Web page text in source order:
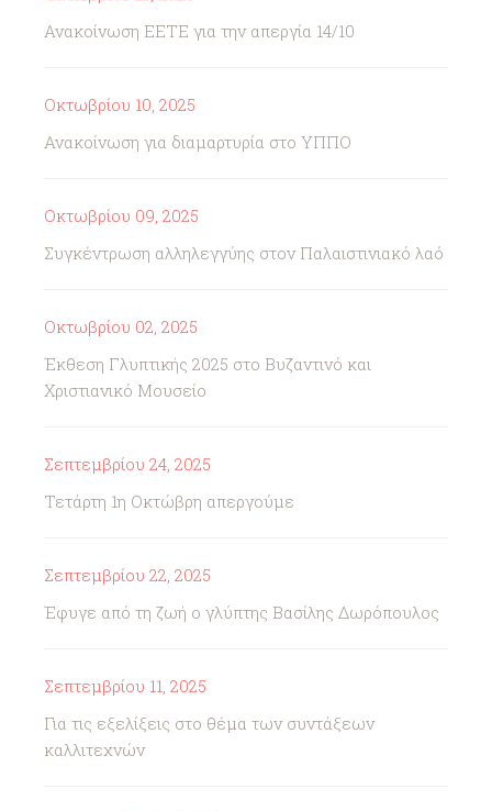
Ανακοίνωση ΕΕΤΕ για την απεργία 14/10
Οκτωβρίου 10, 2025
Ανακοίνωση για διαμαρτυρία στο ΥΠΠΟ
Οκτωβρίου 09, 2025
Συγκέντρωση αλληλεγγύης στον Παλαιστινιακό λαό
Οκτωβρίου 02, 2025
Έκθεση Γλυπτικής 2025 στο Βυζαντινό και
Χριστιανικό Μουσείο
Σεπτεμβρίου 24, 2025
Τετάρτη 1η Οκτώβρη απεργούμε
Σεπτεμβρίου 22, 2025
Έφυγε από τη ζωή ο γλύπτης Βασίλης Δωρόπουλος
Σεπτεμβρίου 11, 2025
Για τις εξελίξεις στο θέμα των συντάξεων
καλλιτεχνών